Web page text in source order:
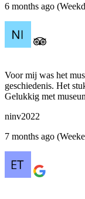
6 months ago
Voor mij was het
geschiedenis. Het
Gelukkig met
ninv2022
7 months ago